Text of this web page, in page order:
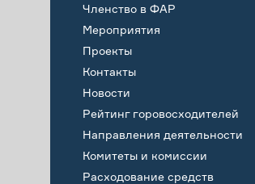
Членство в ФАР
Мероприятия
Проекты
Контакты
Новости
Рейтинг горовосходителей
Направления деятельности
Комитеты и комиссии
Расходование средств